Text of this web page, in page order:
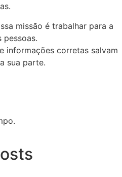
missão é trabalhar para a
pessoas.
informações corretas salvam
sua parte.